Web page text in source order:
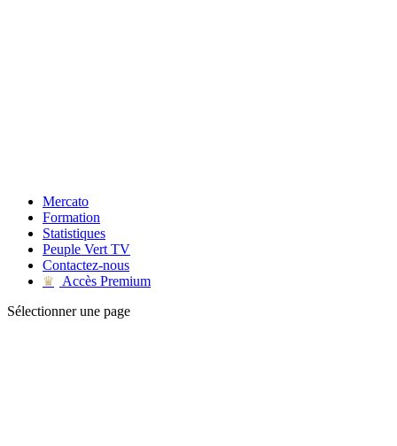
Mercato
Formation
Statistiques
Peuple Vert TV
Contactez-nous
♛
Accès Premium
Sélectionner une page